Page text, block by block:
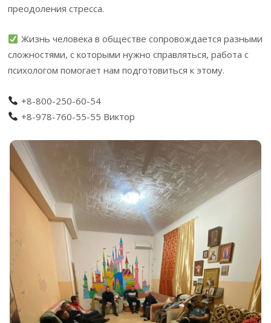
преодоления стресса.
Жизнь человека в обществе сопровождается разными
сложностями, с которыми нужно справляться, работа с
психологом помогает нам подготовиться к этому.
+8-800-250-60-54
+8-978-760-55-55 Виктор